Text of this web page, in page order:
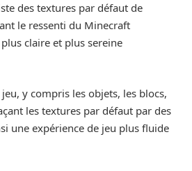
des textures par défaut de
le ressenti du Minecraft
claire et plus sereine
y compris les objets, les blocs,
les textures par défaut par des
une expérience de jeu plus fluide